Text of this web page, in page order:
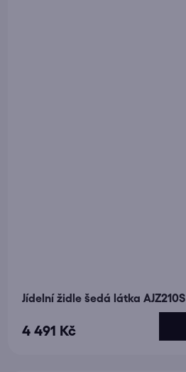
Jídelní židle šedá látka AJZ210S
4 491 Kč